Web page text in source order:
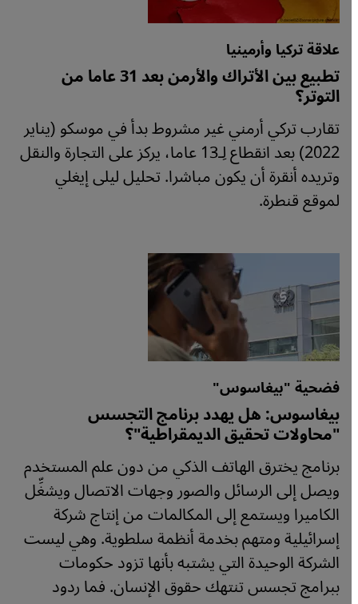
علاقة تركيا وأرمينيا
تطبيع بين الأتراك والأرمن بعد 31 عاما من
التوتر؟
تقارب تركي أرمني غير مشروط بدأ في موسكو (يناير
2022) بعد انقطاع لِـ13 عاما، يركز على التجارة والنقل
وتريده أنقرة أن يكون مباشرا. تحليل ليلى إيغلي
لموقع قنطرة.
فضحية "بيغاسوس"
بيغاسوس: هل يهدد برنامج التجسس
"محاولات تحقيق الديمقراطية"؟
برنامج يخترق الهاتف الذكي من دون علم المستخدم
ويصل إلى الرسائل والصور وجهات الاتصال ويشغِّل
الكاميرا ويستمع إلى المكالمات من إنتاج شركة
إسرائيلية ومتهم بخدمة أنظمة سلطوية. وهي ليست
الشركة الوحيدة التي يشتبه بأنها تزود حكومات
ببرامج تجسس تنتهك حقوق الإنسان. فما ردود